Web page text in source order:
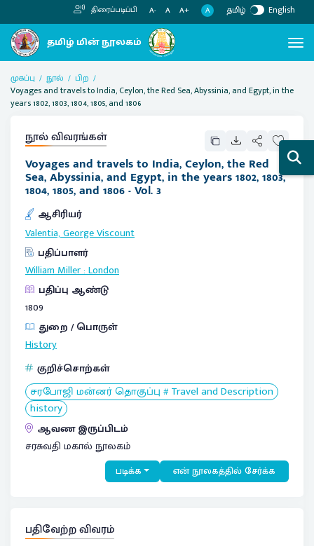
திரைப்படிப்பி A- A A+ A தமிழ் English
முகப்பு நூல்
பிற
Voyages and travels to India, Ceylon, the Red Sea, Abyssinia, and Egypt, in the
years 1802, 1803, 1804, 1805, and 1806
நூல் விவரங்கள்
Voyages and travels to India, Ceylon, the Red
Sea, Abyssinia, and Egypt, in the years 1802, 1803,
1804, 1805, and 1806 - Vol. 3
ஆசிரியர்
Valentia, George Viscount
பதிப்பாளர்
William Miller:London
பதிப்பு ஆண்டு
1809
துறை / பொருள்
History
குறிச்சொற்கள்
சரபோஜி மன்னர் தொகுப்பு # Travel and Description
history
ஆவண இருப்பிடம்
சரசுவதி மகால் நூலகம்
படிக்க என் நூலகத்தில் சேர்க்க
பதிவேற்ற விவரம்